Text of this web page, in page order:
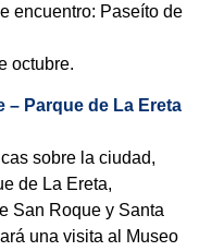
encuentro: Paseíto de
octubre.
– Parque de La Ereta
sobre la ciudad,
de La Ereta,
San Roque y Santa
una visita al Museo